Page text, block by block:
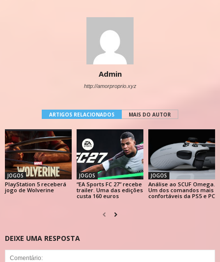
Admin
http://amorproprio.xyz
ARTIGOS RELACIONADOS MAIS DO AUTOR
JOGOS
PlayStation 5 receberá
jogo de Wolverine
JOGOS
“EA Sports FC 27” recebe
trailer. Uma das edições
custa 160 euros
JOGOS
Análise ao SCUF Omega.
Um dos comandos mais
confortáveis da PS5 e PC
DEIXE UMA RESPOSTA